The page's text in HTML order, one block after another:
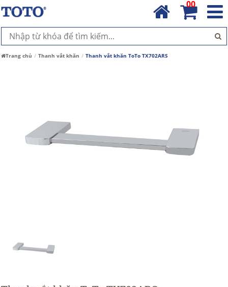
00
Trang chủ Thanh vắt khăn Thanh vắt khăn ToTo TX702ARS